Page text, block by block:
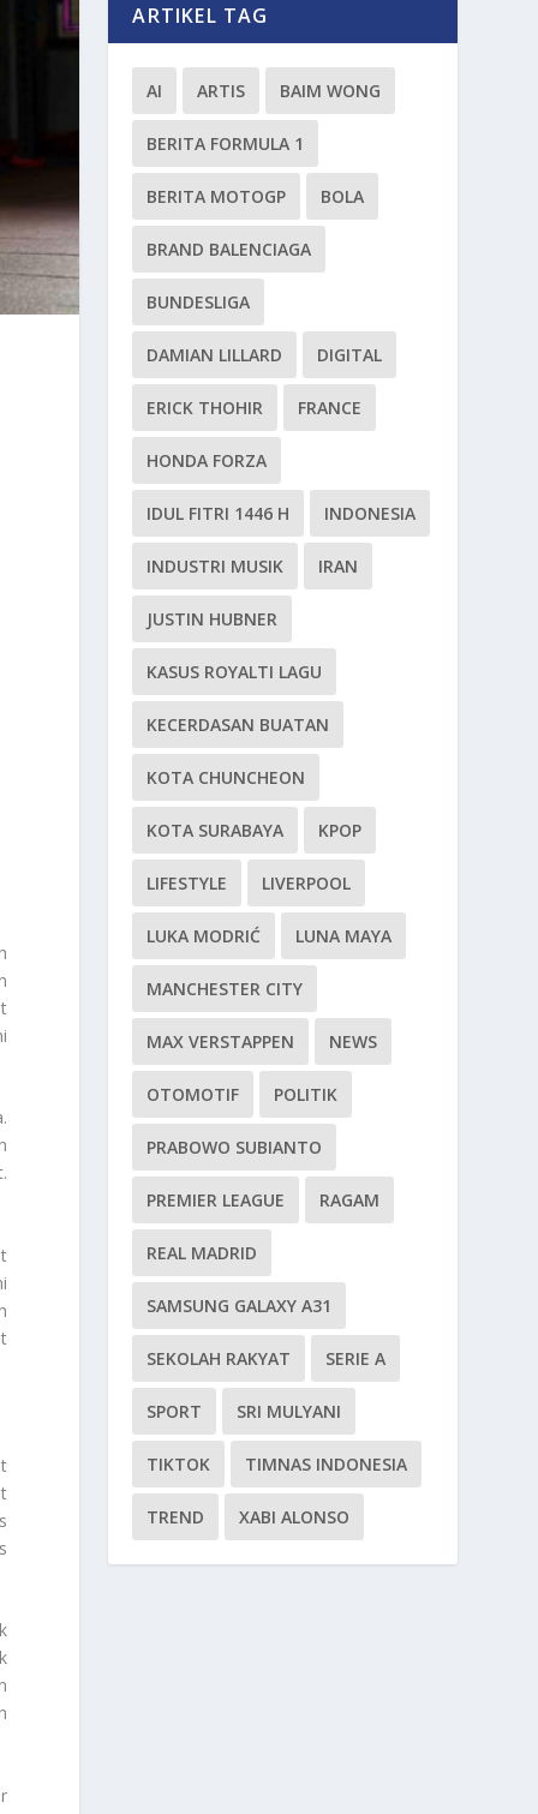
ARTIKEL TAG
AI ARTIS BAIM WONG
BERITA FORMULA 1
BERITA MOTOGP BOLA
BRAND BALENCIAGA
BUNDESLIGA
DAMIAN LILLARD DIGITAL
ERICK THOHIR FRANCE
HONDA FORZA
IDUL FITRI 1446 H INDONESIA
INDUSTRI MUSIK IRAN
JUSTIN HUBNER
KASUS ROYALTI LAGU
KECERDASAN BUATAN
KOTA CHUNCHEON
KOTA SURABAYA KPOP
LIFESTYLE LIVERPOOL
LUKA MODRIĆ LUNA MAYA
MANCHESTER CITY
MAX VERSTAPPEN NEWS
OTOMOTIF POLITIK
PRABOWO SUBIANTO
PREMIER LEAGUE RAGAM
REAL MADRID
SAMSUNG GALAXY A31
SEKOLAH RAKYAT SERIE A
SPORT SRI MULYANI
TIKTOK TIMNAS INDONESIA
TREND XABI ALONSO